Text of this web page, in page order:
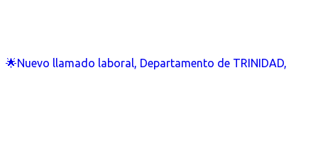
🌟Nuevo llamado laboral, Departamento de TRINIDAD,